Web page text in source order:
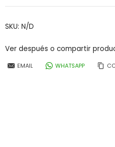
LC105
cantidad
SKU: N/D
Ver después o compartir
EMAIL WHATSAPP